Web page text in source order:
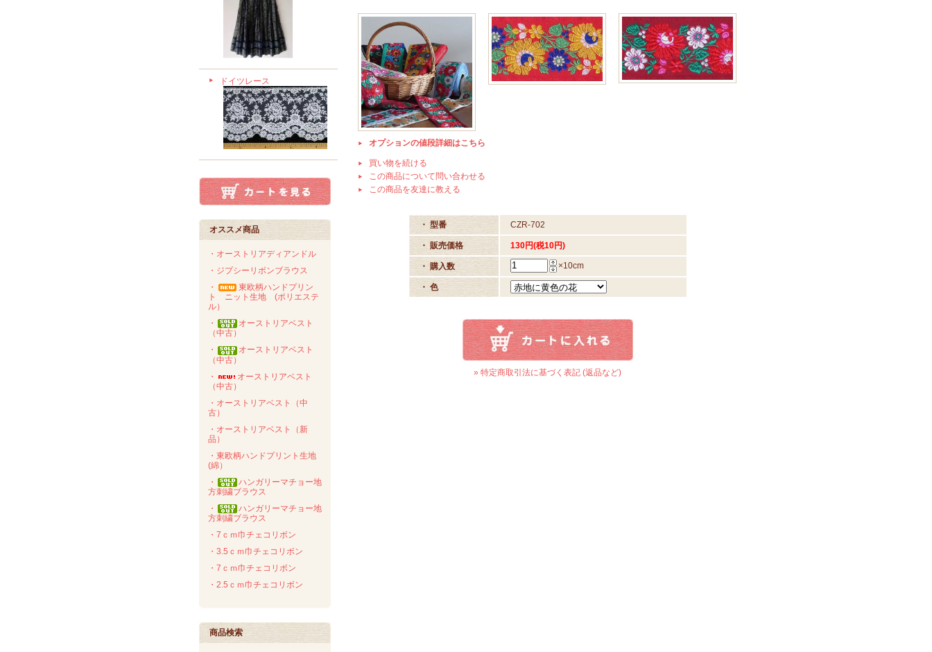
ドイツレース
オススメ商品
・オーストリアディアンドル
・ジプシーリボンブラウス
・
東欧柄ハンドプリン
ト ニット生地 (ポリエステ
ル）
・
オーストリアベスト
（中古）
・
オーストリアベスト
（中古）
・
オーストリアベスト
（中古）
・オーストリアベスト（中
古）
・オーストリアベスト（新
品）
・東欧柄ハンドプリント生地
(綿）
・
ハンガリーマチョー地
方刺繍ブラウス
・
ハンガリーマチョー地
方刺繍ブラウス
・7ｃｍ巾チェコリボン
・3.5ｃｍ巾チェコリボン
・7ｃｍ巾チェコリボン
・2.5ｃｍ巾チェコリボン
商品検索
オプションの値段詳細はこちら
買い物を続ける
この商品について問い合わせる
この商品を友達に教える
・ 型番 CZR-702
・ 販売価格 130円(税10円)
・ 購入数 ×10cm
・ 色
» 特定商取引法に基づく表記 (返品など)